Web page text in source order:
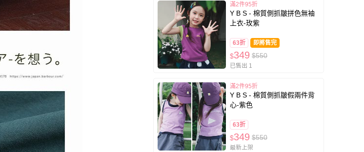
滿2件95折
Y B S - 棉質側抓皺拼色無袖
上衣-玫紫
63折 即將售完
$349 $550
已售出 1
滿2件95折
Y B S - 棉質側抓皺假兩件背
心-紫色
63折
$349 $550
最新上架